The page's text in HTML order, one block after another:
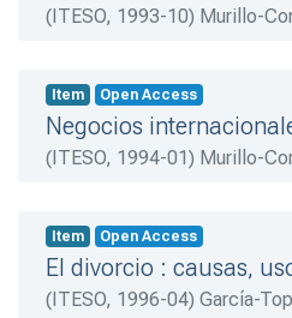
(ITESO, 1993-10) Murillo-
Item Open Access
Negocios
(ITESO, 1994-01) Murillo-
Item Open Access
El divorcio : causas,
(ITESO, 1996-04) García-